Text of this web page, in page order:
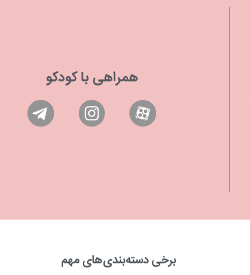
همراهی با کودکو
برخی دسته‌بندی‌های مهم